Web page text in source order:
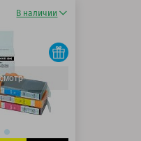
В наличии